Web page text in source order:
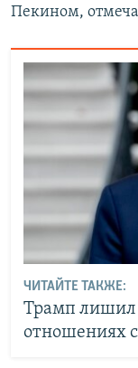
Пекином,
ЧИТАЙТЕ ТАКЖЕ:
Трамп лишил
отношениях